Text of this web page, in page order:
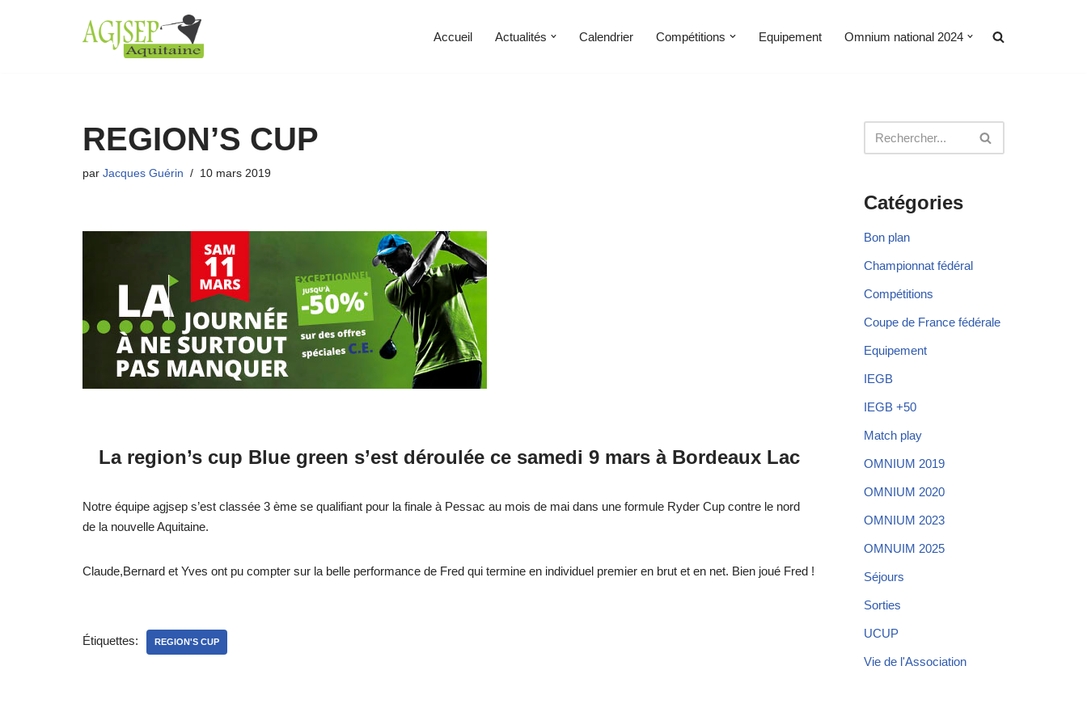
Accueil Actualités Calendrier Compétitions Equipement Omnium national 2024
REGION’S CUP
par Jacques Guérin 10 mars 2019
La region’s cup Blue green s’est déroulée ce samedi 9 mars à Bordeaux Lac
Notre équipe agjsep s’est classée 3 ème se qualifiant pour la finale à Pessac au mois de mai dans une formule Ryder Cup contre le nord
de la nouvelle Aquitaine.
Claude,Bernard et Yves ont pu compter sur la belle performance de Fred qui termine en individuel premier en brut et en net. Bien joué Fred !
Étiquettes: REGION'S CUP
Catégories
Bon plan
Championnat fédéral
Compétitions
Coupe de France fédérale
Equipement
IEGB
IEGB +50
Match play
OMNIUM 2019
OMNIUM 2020
OMNIUM 2023
OMNUIM 2025
Séjours
Sorties
UCUP
Vie de l'Association